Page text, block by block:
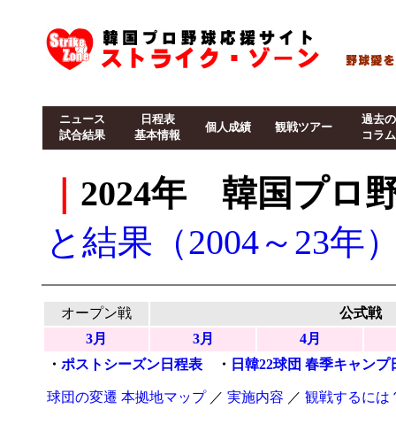
ニュース
試合結果
日程表
基本情報
個人成績 観戦ツアー
過去の
コラム
2024年 韓国プロ
と結果（2004～23年
オープン戦
公式戦
3月
3月
4月
・ ポストシーズン日程表 ・ 日韓22球団 春季キャンプ
球団の変遷 本拠地マップ／ 実施内容 ／ 観戦するには